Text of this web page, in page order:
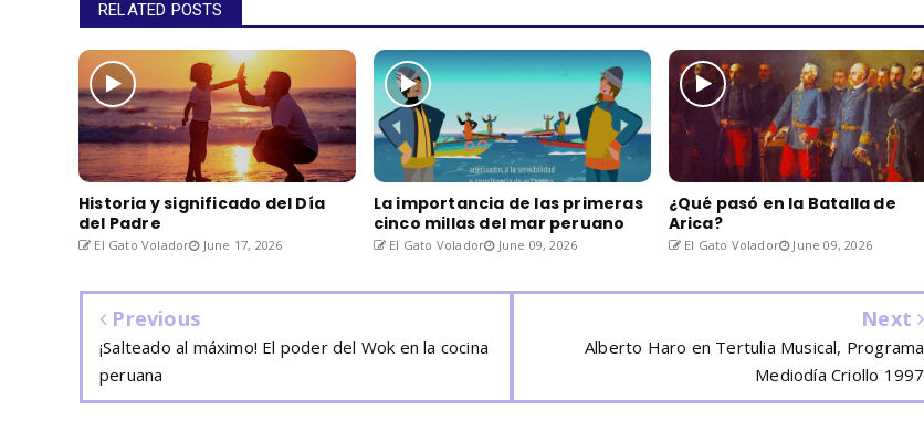
RELATED POSTS
Historia y significado del Día
del Padre
El Gato Volador June 17, 2026
La importancia de las primeras
cinco millas del mar peruano
El Gato Volador June 09, 2026
¿Qué pasó en la Batalla de
Arica?
El Gato Volador June 09, 2026
Previous
¡Salteado al máximo! El poder del Wok en la cocina
peruana
Next
Alberto Haro en Tertulia Musical, Programa
Mediodía Criollo 1997